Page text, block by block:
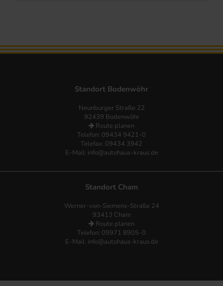
Standort Bodenwöhr
Neunburger Straße 22
92439 Bodenwöhr
Route planen
Telefon: 09434 9421-0
Telefax: 09434 3942
E-Mail: info@autohaus-kraus.de
Standort Cham
Werner-von-Siemens-Straße 24
93413 Cham
Route planen
Telefon: 09971 8905-0
E-Mail: info@autohaus-kraus.de